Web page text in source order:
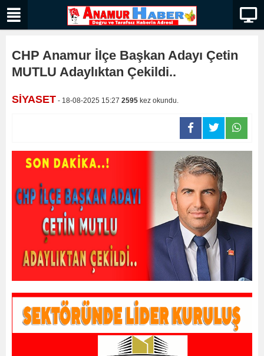
CHP Anamur İlçe Başkan Adayı Çetin
MUTLU Adaylıktan Çekildi..
SİYASET - 18-08-2025 15:27 2595 kez okundu.